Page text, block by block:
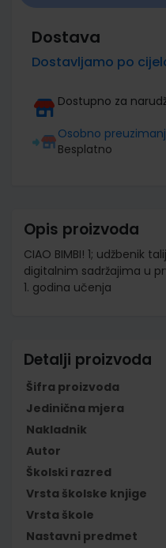
Dostava
Dostavljamo po
Dostupno za
Osobno
Besplatno
Opis proizvoda
CIAO BIMBI! 1; udžbenik
digitalnim sadržajima u
1. godina učenja
Detalji proizvoda
Šifra proizvoda
Jedinična mjera
Nakladnik
Autor
Školski razred
Vrsta školske knjige
Vrsta škole
Nastavni predmet